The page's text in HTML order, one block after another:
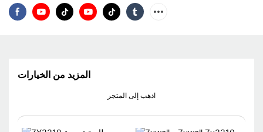
المزيد من الخيارات
اذهب إلى المتجر